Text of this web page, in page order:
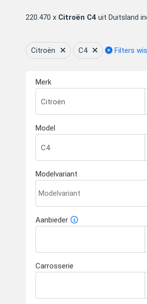
220.470 x Citroën C4 uit Duitsland
Citroën C4 Filters
Merk
Model
Modelvariant
Aanbieder
Carrosserie